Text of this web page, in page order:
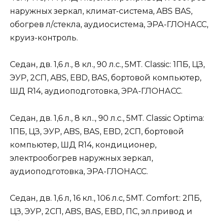
наружных зеркал, климат-система, ABS BAS,
обогрев л/стекла, аудиосистема, ЭРА-ГЛОНАСС,
круиз-контроль.
Седан, дв. 1,6 л., 8 кл., 90 л.с., 5МТ. Classic: 1ПБ, ЦЗ,
ЭУР, 2СП, ABS, EBD, BAS, бортовой компьютер,
ШД R14, аудиоподготовка, ЭРА-ГЛОНАСС.
Седан, дв. 1,6 л., 8 кл.., 90 л.с., 5МТ. Classic Optima:
1ПБ, ЦЗ, ЭУР, ABS, BAS, EBD, 2СП, бортовой
компьютер, ШД R14, кондиционер,
электрообогрев наружных зеркал,
аудиоподготовка, ЭРА-ГЛОНАСС.
Седан, дв. 1,6 л, 16 кл., 106 л.с, 5МТ. Comfort: 2ПБ,
ЦЗ, ЭУР, 2СП, ABS, BAS, EBD, ПС, эл.привод и